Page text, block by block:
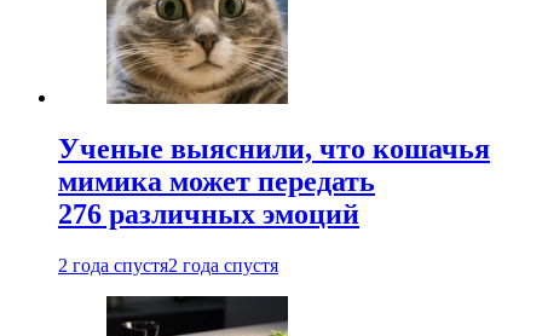
Ученые выяснили, что кошачья
мимика может передать
276 различных эмоций
2 года спустя2 года спустя